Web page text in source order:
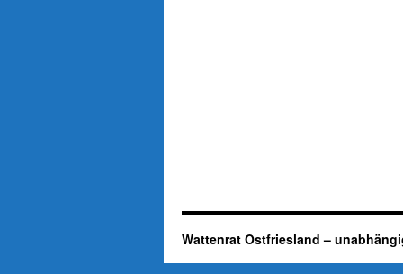
Wattenrat Ostfriesland –